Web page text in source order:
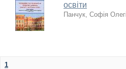
освіти
Панчук, Софія
1